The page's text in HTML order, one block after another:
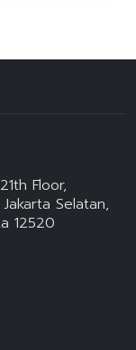
Floor,
Selatan,
12520